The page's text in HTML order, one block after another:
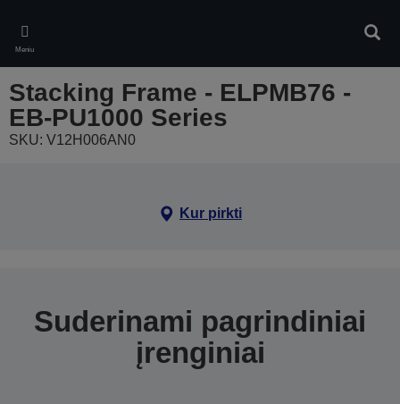
main
content
Meniu
Stacking Frame - ELPMB76 -
EB-PU1000 Series
SKU: V12H006AN0
Kur pirkti
Suderinami pagrindiniai
įrenginiai